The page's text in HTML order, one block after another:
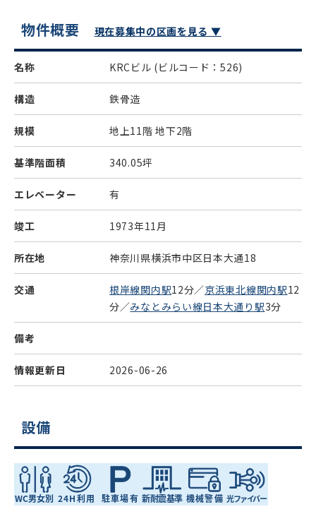
物件概要 現在募集中の区画を見る ▼
名称 KRCビル (ビルコード：526)
構造 鉄骨造
規模 地上11階 地下2階
基準階面積 340.05坪
エレベーター 有
竣工 1973年11月
所在地 神奈川県横浜市中区日本大通18
交通 根岸線関内駅12分／京浜東北線関内駅12
分／みなとみらい線日本大通り駅3分
備考
情報更新日 2026-06-26
設備